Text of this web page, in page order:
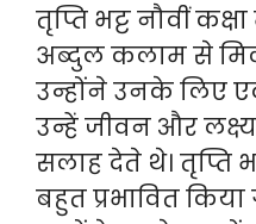
तृप्ति भट्ट नौवीं
अब्दुल कलाम से
उन्होंने उनके लिए
उन्हें जीवन और
सलाह देते थे। तृप्ति
बहुत प्रभावित